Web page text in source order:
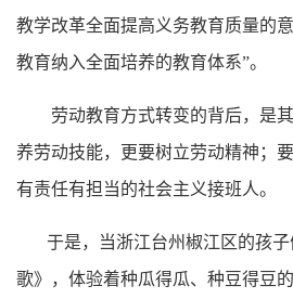
教学改革全面提高义务教育质量的
教育纳入全面培养的教育体系”。
劳动教育方式转变的背后，是
养劳动技能，更要树立劳动精神；
有责任有担当的社会主义接班人。
于是，当浙江台州椒江区的孩
歌》，体验着种瓜得瓜、种豆得豆